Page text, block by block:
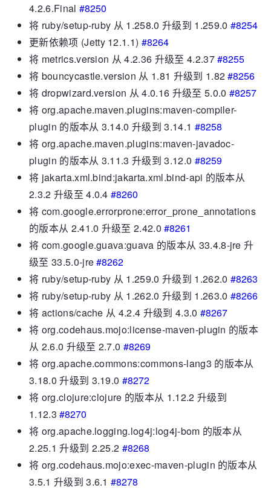
4.2.6.Final #8250
将 ruby​​/setup-ruby 从 1.258.0 升级到 1.259.0 #8254
更新依赖项 (Jetty 12.1.1) #8264
将 metrics.version 从 4.2.36 升级至 4.2.37#8255
将 bouncycastle.version 从 1.81 升级到 1.82#8256
将 dropwizard.version 从 4.0.16 升级至 5.0.0 #8257
将 org.apache.maven.plugins:maven-compiler-
plugin 的版本从 3.14.0 升级到 3.14.1 #8258
将 org.apache.maven.plugins:maven-javadoc-
plugin 的版本从 3.11.3 升级到 3.12.0 #8259
将 jakarta.xml.bind:jakarta.xml.bind-api 的版本从
2.3.2 升级至 4.0.4#8260
将 com.google.errorprone:error_prone_annotations
的版本从 2.41.0 升级至 2.42.0#8261
将 com.google.guava:guava 的版本从 33.4.8-jre 升
级至 33.5.0-jre#8262
将 ruby​​/setup-ruby 从 1.259.0 升级到 1.262.0 #8263
将 ruby​​/setup-ruby 从 1.262.0 升级到 1.263.0 #8266
将 actions/cache 从 4.2.4 升级到 4.3.0 #8267
将 org.codehaus.mojo:license-maven-plugin 的版本
从 2.6.0 升级至 2.7.0 #8269
将 org.apache.commons:commons-lang3 的版本从
3.18.0 升级到 3.19.0 #8272
将 org.clojure:clojure 的版本从 1.12.2 升级到
1.12.3#8270
将 org.apache.logging.log4j:log4j-bom 的版本从
2.25.1 升级到 2.25.2 #8268
将 org.codehaus.mojo:exec-maven-plugin 的版本从
3.5.1 升级到 3.6.1#8278